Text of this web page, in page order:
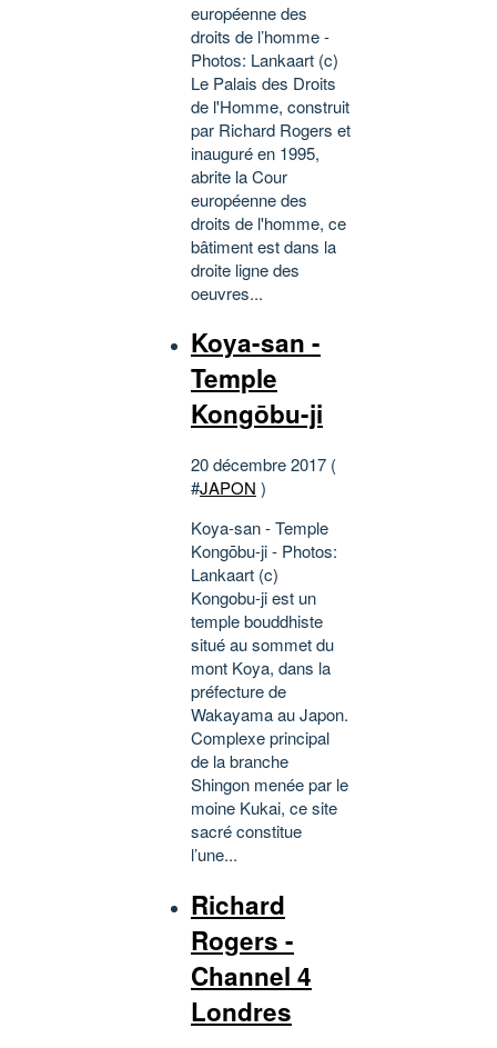
européenne des
droits de l’homme -
Photos: Lankaart (c)
Le Palais des Droits
de l'Homme, construit
par Richard Rogers et
inauguré en 1995,
abrite la Cour
européenne des
droits de l'homme, ce
bâtiment est dans la
droite ligne des
oeuvres...
Koya-san -
Temple
Kongōbu-ji
20 décembre 2017 (
#JAPON )
Koya-san - Temple
Kongōbu-ji - Photos:
Lankaart (c)
Kongobu-ji est un
temple bouddhiste
situé au sommet du
mont Koya, dans la
préfecture de
Wakayama au Japon.
Complexe principal
de la branche
Shingon menée par le
moine Kukai, ce site
sacré constitue
l’une...
Richard
Rogers -
Channel 4
Londres